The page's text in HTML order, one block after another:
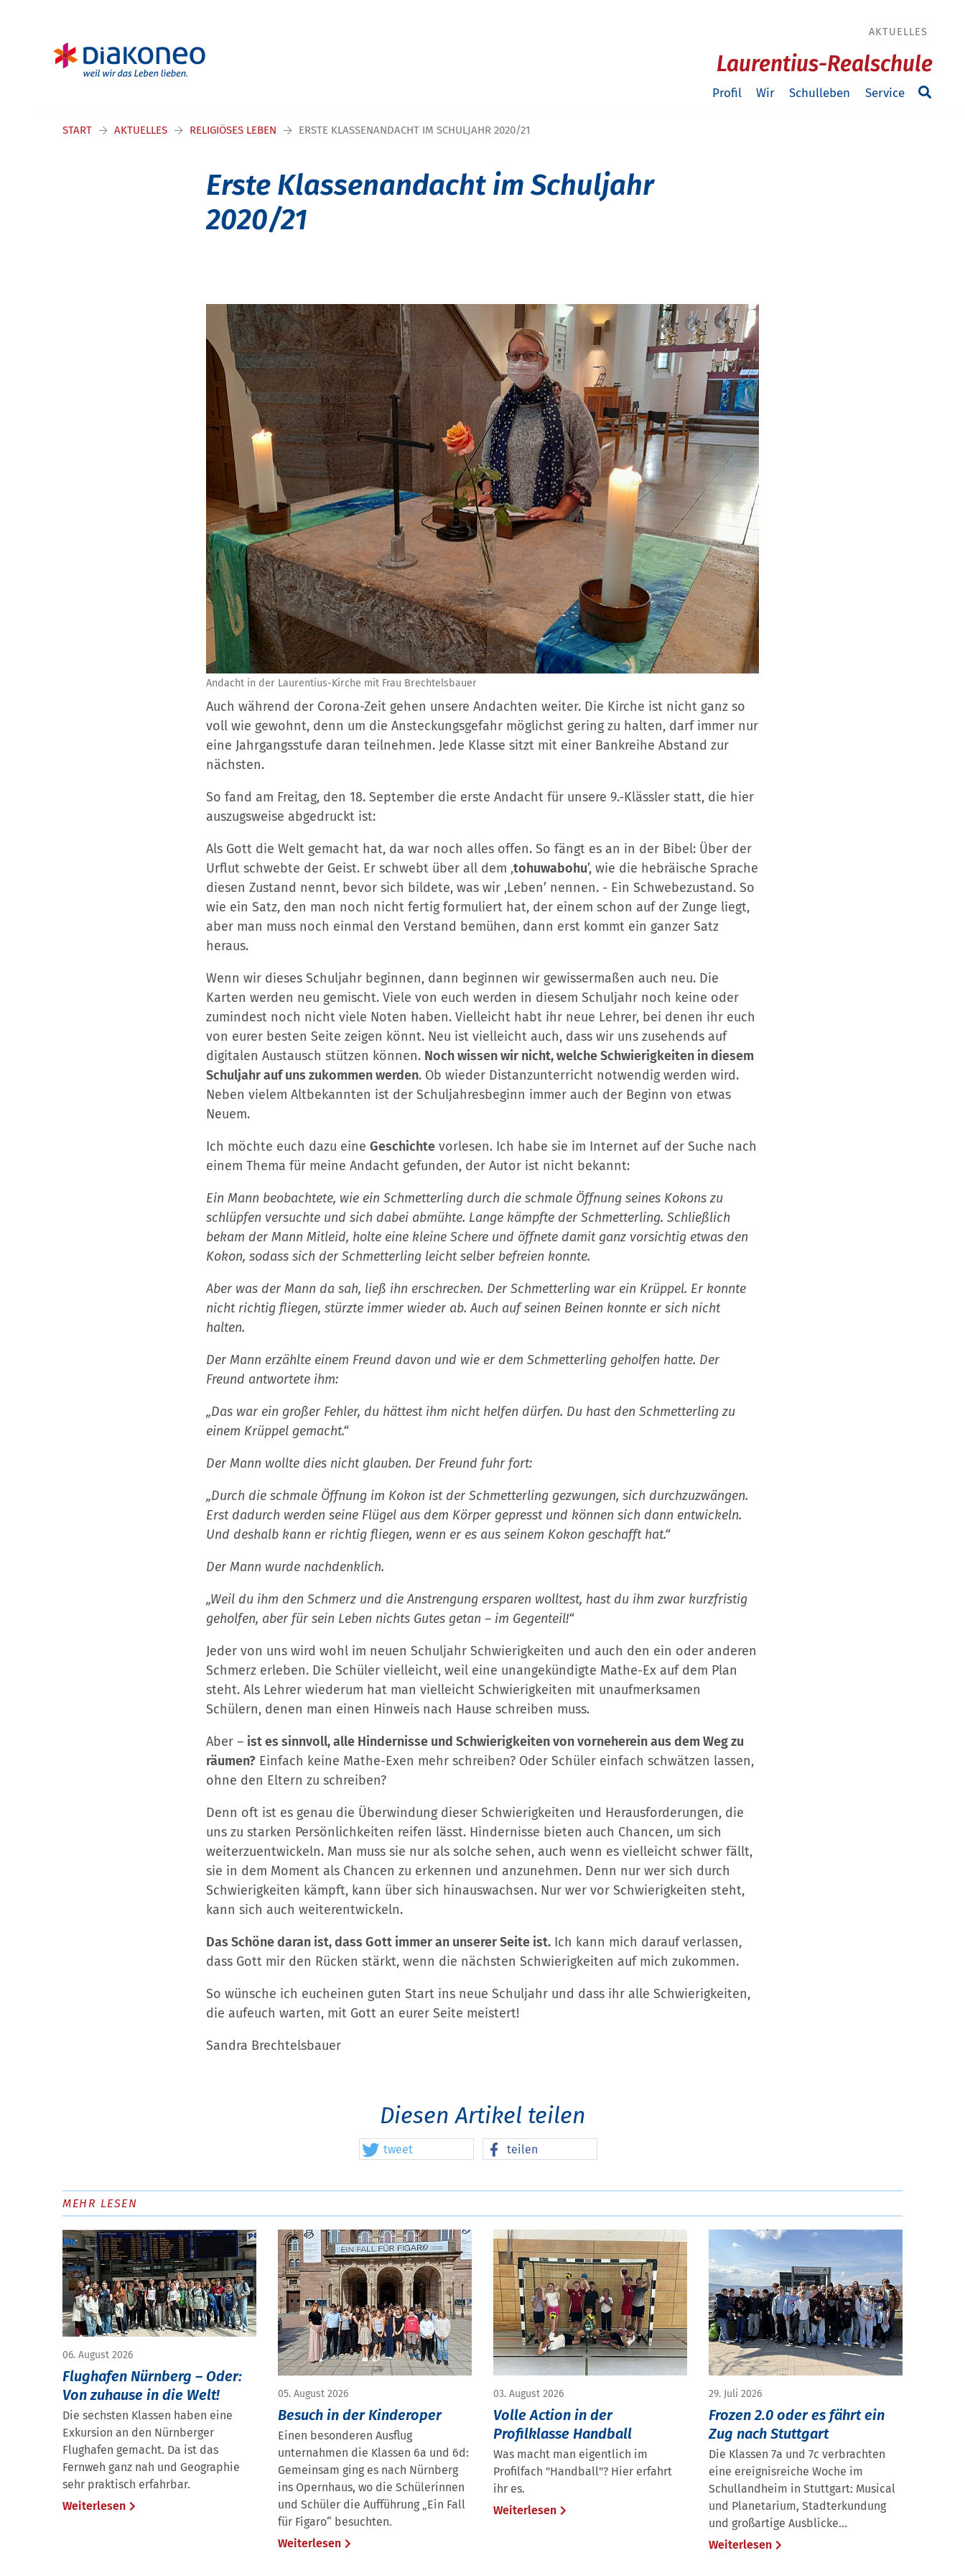
AKTUELLES
Laurentius-Realschule
Profil Wir Schulleben Service
START AKTUELLES RELIGIÖSES LEBEN ERSTE KLASSENANDACHT IM SCHULJAHR 2020/21
Erste Klassenandacht im Schuljahr
2020/21
Andacht in der Laurentius-Kirche mit Frau Brechtelsbauer
Auch während der Corona-Zeit gehen unsere Andachten weiter. Die Kirche ist nicht ganz so
voll wie gewohnt, denn um die Ansteckungsgefahr möglichst gering zu halten, darf immer nur
eine Jahrgangsstufe daran teilnehmen. Jede Klasse sitzt mit einer Bankreihe Abstand zur
nächsten.
So fand am Freitag, den 18. September die erste Andacht für unsere 9.-Klässler statt, die hier
auszugsweise abgedruckt ist:
Als Gott die Welt gemacht hat, da war noch alles offen. So fängt es an in der Bibel: Über der
Urflut schwebte der Geist. Er schwebt über all dem ‚tohuwabohu’, wie die hebräische Sprache
diesen Zustand nennt, bevor sich bildete, was wir ‚Leben’ nennen. - Ein Schwebezustand. So
wie ein Satz, den man noch nicht fertig formuliert hat, der einem schon auf der Zunge liegt,
aber man muss noch einmal den Verstand bemühen, dann erst kommt ein ganzer Satz
heraus.
Wenn wir dieses Schuljahr beginnen, dann beginnen wir gewissermaßen auch neu. Die
Karten werden neu gemischt. Viele von euch werden in diesem Schuljahr noch keine oder
zumindest noch nicht viele Noten haben. Vielleicht habt ihr neue Lehrer, bei denen ihr euch
von eurer besten Seite zeigen könnt. Neu ist vielleicht auch, dass wir uns zusehends auf
digitalen Austausch stützen können. Noch wissen wir nicht, welche Schwierigkeiten in diesem
Schuljahr auf uns zukommen werden. Ob wieder Distanzunterricht notwendig werden wird.
Neben vielem Altbekannten ist der Schuljahresbeginn immer auch der Beginn von etwas
Neuem.
Ich möchte euch dazu eine Geschichte vorlesen. Ich habe sie im Internet auf der Suche nach
einem Thema für meine Andacht gefunden, der Autor ist nicht bekannt:
Ein Mann beobachtete, wie ein Schmetterling durch die schmale Öffnung seines Kokons zu
schlüpfen versuchte und sich dabei abmühte. Lange kämpfte der Schmetterling. Schließlich
bekam der Mann Mitleid, holte eine kleine Schere und öffnete damit ganz vorsichtig etwas den
Kokon, sodass sich der Schmetterling leicht selber befreien konnte.
Aber was der Mann da sah, ließ ihn erschrecken. Der Schmetterling war ein Krüppel. Er konnte
nicht richtig fliegen, stürzte immer wieder ab. Auch auf seinen Beinen konnte er sich nicht
halten.
Der Mann erzählte einem Freund davon und wie er dem Schmetterling geholfen hatte. Der
Freund antwortete ihm:
„Das war ein großer Fehler, du hättest ihm nicht helfen dürfen. Du hast den Schmetterling zu
einem Krüppel gemacht.“
Der Mann wollte dies nicht glauben. Der Freund fuhr fort:
„Durch die schmale Öffnung im Kokon ist der Schmetterling gezwungen, sich durchzuzwängen.
Erst dadurch werden seine Flügel aus dem Körper gepresst und können sich dann entwickeln.
Und deshalb kann er richtig fliegen, wenn er es aus seinem Kokon geschafft hat.“
Der Mann wurde nachdenklich.
„Weil du ihm den Schmerz und die Anstrengung ersparen wolltest, hast du ihm zwar kurzfristig
geholfen, aber für sein Leben nichts Gutes getan – im Gegenteil!“
Jeder von uns wird wohl im neuen Schuljahr Schwierigkeiten und auch den ein oder anderen
Schmerz erleben. Die Schüler vielleicht, weil eine unangekündigte Mathe-Ex auf dem Plan
steht. Als Lehrer wiederum hat man vielleicht Schwierigkeiten mit unaufmerksamen
Schülern, denen man einen Hinweis nach Hause schreiben muss.
Aber – ist es sinnvoll, alle Hindernisse und Schwierigkeiten von vorneherein aus dem Weg zu
räumen? Einfach keine Mathe-Exen mehr schreiben? Oder Schüler einfach schwätzen lassen,
ohne den Eltern zu schreiben?
Denn oft ist es genau die Überwindung dieser Schwierigkeiten und Herausforderungen, die
uns zu starken Persönlichkeiten reifen lässt. Hindernisse bieten auch Chancen, um sich
weiterzuentwickeln. Man muss sie nur als solche sehen, auch wenn es vielleicht schwer fällt,
sie in dem Moment als Chancen zu erkennen und anzunehmen. Denn nur wer sich durch
Schwierigkeiten kämpft, kann über sich hinauswachsen. Nur wer vor Schwierigkeiten steht,
kann sich auch weiterentwickeln.
Das Schöne daran ist, dass Gott immer an unserer Seite ist. Ich kann mich darauf verlassen,
dass Gott mir den Rücken stärkt, wenn die nächsten Schwierigkeiten auf mich zukommen.
So wünsche ich eucheinen guten Start ins neue Schuljahr und dass ihr alle Schwierigkeiten,
die aufeuch warten, mit Gott an eurer Seite meistert!
Sandra Brechtelsbauer
Diesen Artikel teilen
tweet teilen
MEHR LESEN
06. August 2026
Flughafen Nürnberg – Oder:
Von zuhause in die Welt!
Die sechsten Klassen haben eine
Exkursion an den Nürnberger
Flughafen gemacht. Da ist das
Fernweh ganz nah und Geographie
sehr praktisch erfahrbar.
Weiterlesen
05. August 2026
Besuch in der Kinderoper
Einen besonderen Ausflug
unternahmen die Klassen 6a und 6d:
Gemeinsam ging es nach Nürnberg
ins Opernhaus, wo die Schülerinnen
und Schüler die Aufführung „Ein Fall
für Figaro“ besuchten.
Weiterlesen
03. August 2026
Volle Action in der
Profilklasse Handball
Was macht man eigentlich im
Profilfach "Handball"? Hier erfahrt
ihr es.
Weiterlesen
29. Juli 2026
Frozen 2.0 oder es fährt ein
Zug nach Stuttgart
Die Klassen 7a und 7c verbrachten
eine ereignisreiche Woche im
Schullandheim in Stuttgart: Musical
und Planetarium, Stadterkundung
und großartige Ausblicke...
Weiterlesen